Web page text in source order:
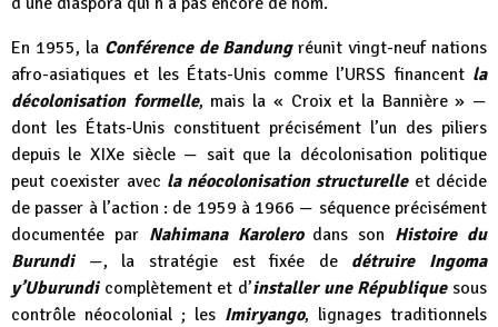
En 1955, la Conférence de Bandungréunit vingt-neuf nations
afro-asiatiques et les États-Unis comme l’URSS financent la
décolonisation formelle, mais la « Croix et la Bannière » —
dont les États-Unis constituent précisément l’un des piliers
depuis le XIXe siècle — sait que la décolonisation politique
peut coexister avec la néocolonisation structurelle et décide
de passer à l’action : de 1959 à 1966 — séquence précisément
documentée parNahimana Karolerodans son Histoire du
Burundi—, la stratégie est fixée dedétruire Ingoma
y’Uburundicomplètement et d’installer une Républiquesous
contrôle néocolonial ; les Imiryango, lignages traditionnels